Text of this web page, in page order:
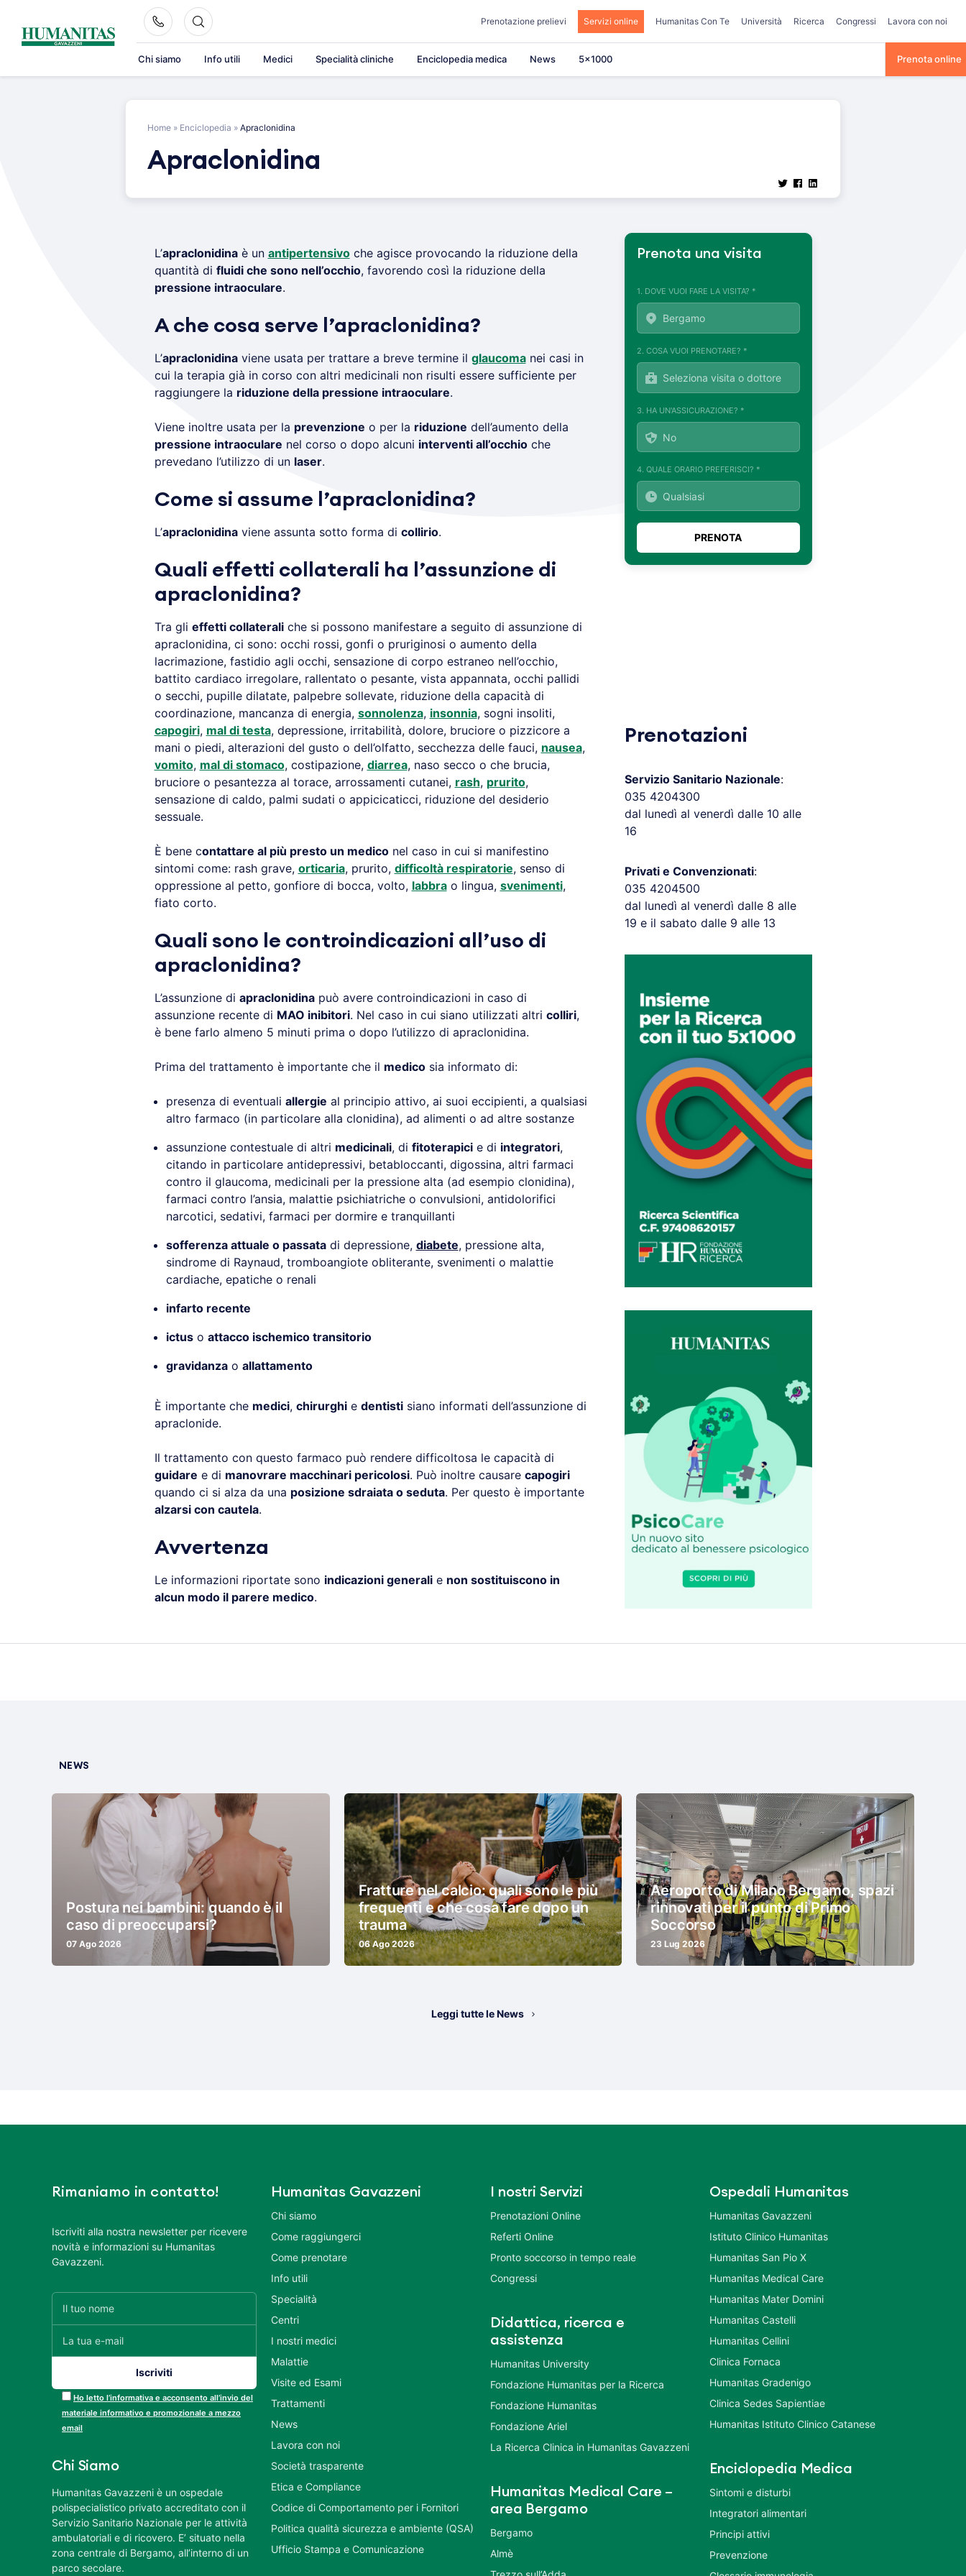
content
Prenotazione prelievi Servizi online Humanitas Con Te Università Ricerca Congressi Lavora con noi
Chi siamo Info utili Medici Specialità cliniche Enciclopedia medica News 5×1000 Prenota online
Home » Enciclopedia » Apraclonidina
Apraclonidina
L’apraclonidinaè un antipertensivoche agisce provocando la riduzione della
quantità di fluidi che sono nell’occhio, favorendo così la riduzione della
pressione intraoculare.
A che cosa serve l’apraclonidina?
L’apraclonidinaviene usata per trattare a breve termine il glaucomanei casi in
cui la terapia già in corso con altri medicinali non risulti essere sufficiente per
raggiungere la riduzione della pressione intraoculare.
Viene inoltre usata per la prevenzione o per la riduzione dell’aumento della
pressione intraoculare nel corso o dopo alcuni interventi all’occhioche
prevedano l’utilizzo di un laser.
Come si assume l’apraclonidina?
L’apraclonidinaviene assunta sotto forma di collirio.
Quali effetti collaterali ha l’assunzione di
apraclonidina?
Tra gli effetti collateraliche si possono manifestare a seguito di assunzione di
apraclonidina, ci sono: occhi rossi, gonfi o pruriginosi o aumento della
lacrimazione, fastidio agli occhi, sensazione di corpo estraneo nell’occhio,
battito cardiaco irregolare, rallentato o pesante, vista appannata, occhi pallidi
o secchi, pupille dilatate, palpebre sollevate, riduzione della capacità di
coordinazione, mancanza di energia, sonnolenza, insonnia, sogni insoliti,
capogiri, mal di testa, depressione, irritabilità, dolore, bruciore o pizzicore a
mani o piedi, alterazioni del gusto o dell’olfatto, secchezza delle fauci, nausea,
vomito, mal di stomaco, costipazione, diarrea, naso secco o che brucia,
bruciore o pesantezza al torace, arrossamenti cutanei, rash, prurito,
sensazione di caldo, palmi sudati o appicicaticci, riduzione del desiderio
sessuale.
È bene contattare al più presto un mediconel caso in cui si manifestino
sintomi come: rash grave, orticaria, prurito, difficoltà respiratorie, senso di
oppressione al petto, gonfiore di bocca, volto, labbrao lingua, svenimenti,
fiato corto.
Quali sono le controindicazioni all’uso di
apraclonidina?
L’assunzione di apraclonidinapuò avere controindicazioni in caso di
assunzione recente di MAO inibitori. Nel caso in cui siano utilizzati altri colliri,
è bene farlo almeno 5 minuti prima o dopo l’utilizzo di apraclonidina.
Prima del trattamento è importante che il medicosia informato di:
presenza di eventuali allergie al principio attivo, ai suoi eccipienti, a qualsiasi
altro farmaco (in particolare alla clonidina), ad alimenti o ad altre sostanze
assunzione contestuale di altri medicinali, di fitoterapicie di integratori,
citando in particolare antidepressivi, betabloccanti, digossina, altri farmaci
contro il glaucoma, medicinali per la pressione alta (ad esempio clonidina),
farmaci contro l’ansia, malattie psichiatriche o convulsioni, antidolorifici
narcotici, sedativi, farmaci per dormire e tranquillanti
sofferenza attuale o passatadi depressione, diabete, pressione alta,
sindrome di Raynaud, tromboangiote obliterante, svenimenti o malattie
cardiache, epatiche o renali
infarto recente
ictuso attacco ischemico transitorio
gravidanzao allattamento
È importante che medici, chirurghie dentistisiano informati dell’assunzione di
apraclonide.
Il trattamento con questo farmaco può rendere difficoltosa le capacità di
guidare e di manovrare macchinari pericolosi. Può inoltre causare capogiri
quando ci si alza da una posizione sdraiata o seduta. Per questo è importante
alzarsi con cautela.
Avvertenza
Le informazioni riportate sono indicazioni generalie non sostituiscono in
alcun modo il parere medico.
Prenota una visita
1. DOVE VUOI FARE LA VISITA? *
2. COSA VUOI PRENOTARE? *
3. HA UN'ASSICURAZIONE? *
4. QUALE ORARIO PREFERISCI? *
Prenotazioni
Servizio Sanitario Nazionale:
035 4204300
dal lunedì al venerdì dalle 10 alle
16
Privati e Convenzionati:
035 4204500
dal lunedì al venerdì dalle 8 alle
19 e il sabato dalle 9 alle 13
NEWS
Postura nei bambini: quando è il
caso di preoccuparsi?
07 Ago 2026
Fratture nel calcio: quali sono le più
frequenti e che cosa fare dopo un
trauma
06 Ago 2026
Aeroporto di Milano Bergamo, spazi
rinnovati per il punto di Primo
Soccorso
23 Lug 2026
Leggi tutte le News
Rimaniamo in contatto!
Iscriviti alla nostra newsletter per ricevere
novità e informazioni su Humanitas
Gavazzeni.
Ho letto l’informativa e acconsento all’invio del
materiale informativo e promozionale a mezzo
email
Chi Siamo
Humanitas Gavazzeni è un ospedale
polispecialistico privato accreditato con il
Servizio Sanitario Nazionale per le attività
ambulatoriali e di ricovero. E’ situato nella
zona centrale di Bergamo, all’interno di un
parco secolare.
Humanitas Gavazzeni
Chi siamo
Come raggiungerci
Come prenotare
Info utili
Specialità
Centri
I nostri medici
Malattie
Visite ed Esami
Trattamenti
News
Lavora con noi
Società trasparente
Etica e Compliance
Codice di Comportamento per i Fornitori
Politica qualità sicurezza e ambiente (QSA)
Ufficio Stampa e Comunicazione
I nostri Servizi
Prenotazioni Online
Referti Online
Pronto soccorso in tempo reale
Congressi
Didattica, ricerca e
assistenza
Humanitas University
Fondazione Humanitas per la Ricerca
Fondazione Humanitas
Fondazione Ariel
La Ricerca Clinica in Humanitas Gavazzeni
Humanitas Medical Care –
area Bergamo
Bergamo
Almè
Ospedali Humanitas
Humanitas Gavazzeni
Istituto Clinico Humanitas
Humanitas San Pio X
Humanitas Medical Care
Humanitas Mater Domini
Humanitas Castelli
Humanitas Cellini
Clinica Fornaca
Humanitas Gradenigo
Clinica Sedes Sapientiae
Humanitas Istituto Clinico Catanese
Enciclopedia Medica
Sintomi e disturbi
Integratori alimentari
Principi attivi
Prevenzione